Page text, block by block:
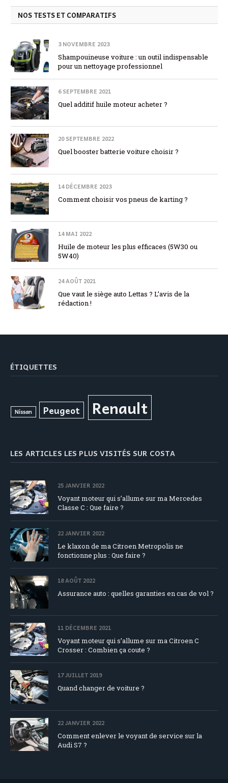
NOS TESTS ET COMPARATIFS
3 NOVEMBRE 2023
Shampouineuse voiture : un outil indispensable
pour un nettoyage professionnel
6 SEPTEMBRE 2021
Quel additif huile moteur acheter ?
20 SEPTEMBRE 2022
Quel booster batterie voiture choisir ?
14 DÉCEMBRE 2023
Comment choisir vos pneus de karting ?
14 MAI 2022
Huile de moteur les plus efficaces (5W30 ou
5W40)
24 AOÛT 2021
Que vaut le siège auto Lettas ? L’avis de la
rédaction !
ÉTIQUETTES
Nissan Peugeot Renault
LES ARTICLES LES PLUS VISITÉS SUR COSTA
25 JANVIER 2022
Voyant moteur qui s’allume sur ma Mercedes
Classe C : Que faire ?
22 JANVIER 2022
Le klaxon de ma Citroen Metropolis ne
fonctionne plus : Que faire ?
18 AOÛT 2022
Assurance auto : quelles garanties en cas de vol ?
11 DÉCEMBRE 2021
Voyant moteur qui s’allume sur ma Citroen C
Crosser : Combien ça coute ?
17 JUILLET 2019
Quand changer de voiture ?
22 JANVIER 2022
Comment enlever le voyant de service sur la
Audi S7 ?